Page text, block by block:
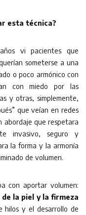
esta técnica?
vi pacientes que
someterse a una
o poco armónico con
con miedo por las
y otras, simplemente,
que veían en redes
abordaje que respetara
invasivo, seguro y
la forma y la armonía
de volumen.
con aportar volumen:
la piel y la firmeza
hilos y el desarrollo de